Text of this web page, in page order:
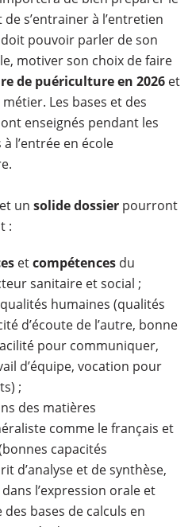
s’entrainer à l’entretien
pouvoir parler de son
motiver son choix de faire
de puériculture en 2026 et
Les bases et des
enseignés pendant les
l’entrée en école
et un solide dossier pourront
:
etcompétences du
sanitaire et social ;
humaines (qualités
d’écoute de l’autre, bonne
pour communiquer,
d’équipe, vocation pour
;
des matières
comme le français et
capacités
d’analyse et de synthèse,
l’expression orale et
bases de calculs en